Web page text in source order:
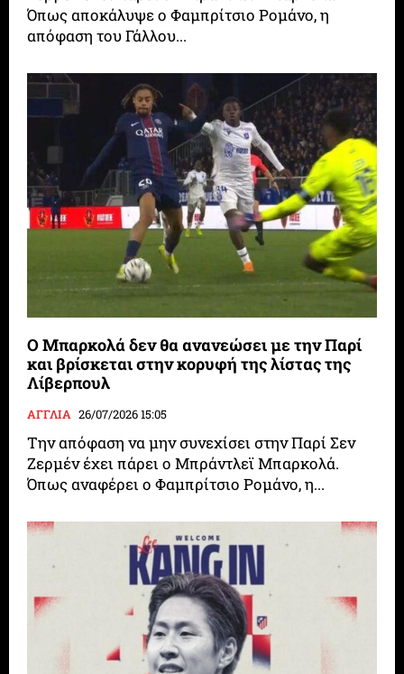
Όπως αποκάλυψε ο Φαμπρίτσιο Ρομάνο, η
απόφαση του Γάλλου...
Ο Μπαρκολά δεν θα ανανεώσει με την Παρί
και βρίσκεται στην κορυφή της λίστας της
Λίβερπουλ
ΑΓΓΛΙΑ 26/07/2026 15:05
Την απόφαση να μην συνεχίσει στην Παρί Σεν
Ζερμέν έχει πάρει ο Μπράντλεϊ Μπαρκολά.
Όπως αναφέρει ο Φαμπρίτσιο Ρομάνο, η...